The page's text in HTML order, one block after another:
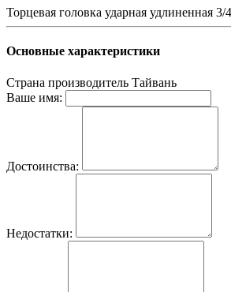
Торцевая головка ударная удлиненная
Основные характеристики
Страна производитель Тайвань
Ваше имя:
Достоинства:
Недостатки: